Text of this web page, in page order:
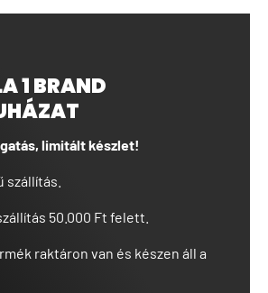
1 BRAND
limitált készlet!
szállítás.
50.000 Ft felett.
raktáron van és készen áll a